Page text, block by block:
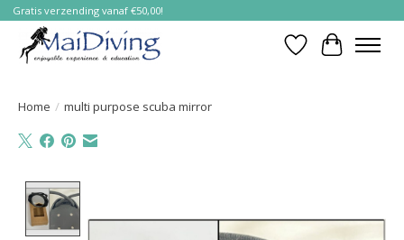
Gratis verzending vanaf €50,00!
Verlanglijst
Home / multi purpose scuba mirror